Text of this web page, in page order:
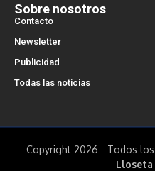
Sobre nosotros
Contacto
Newsletter
Publicidad
Todas las noticias
Copyright 2026 - Todos
Lloseta